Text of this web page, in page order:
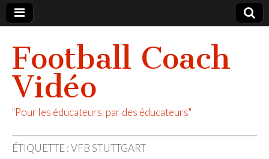
Football Coach
Vidéo
"Pour les éducateurs, par des éducateurs"
ÉTIQUETTE :VFB STUTTGART